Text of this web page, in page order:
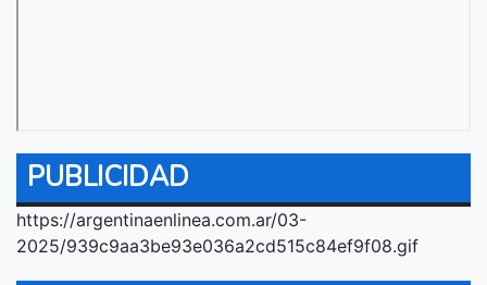
PUBLICIDAD
https://argentinaenlinea.com.ar/03-
2025/939c9aa3be93e036a2cd515c84ef9f08.gif